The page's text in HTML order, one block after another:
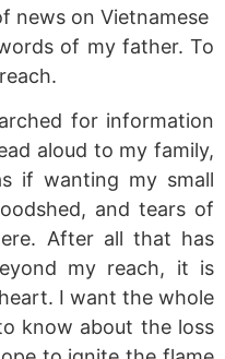
news on Vietnamese
of my father. To
for information
aloud to my family,
if wanting my small
and tears of
After all that has
my reach, it is
I want the whole
know about the loss